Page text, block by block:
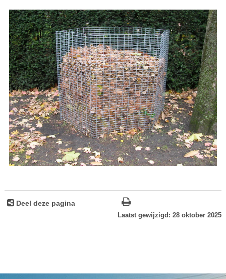
Deel deze pagina
Laatst gewijzigd: 28 oktober 2025